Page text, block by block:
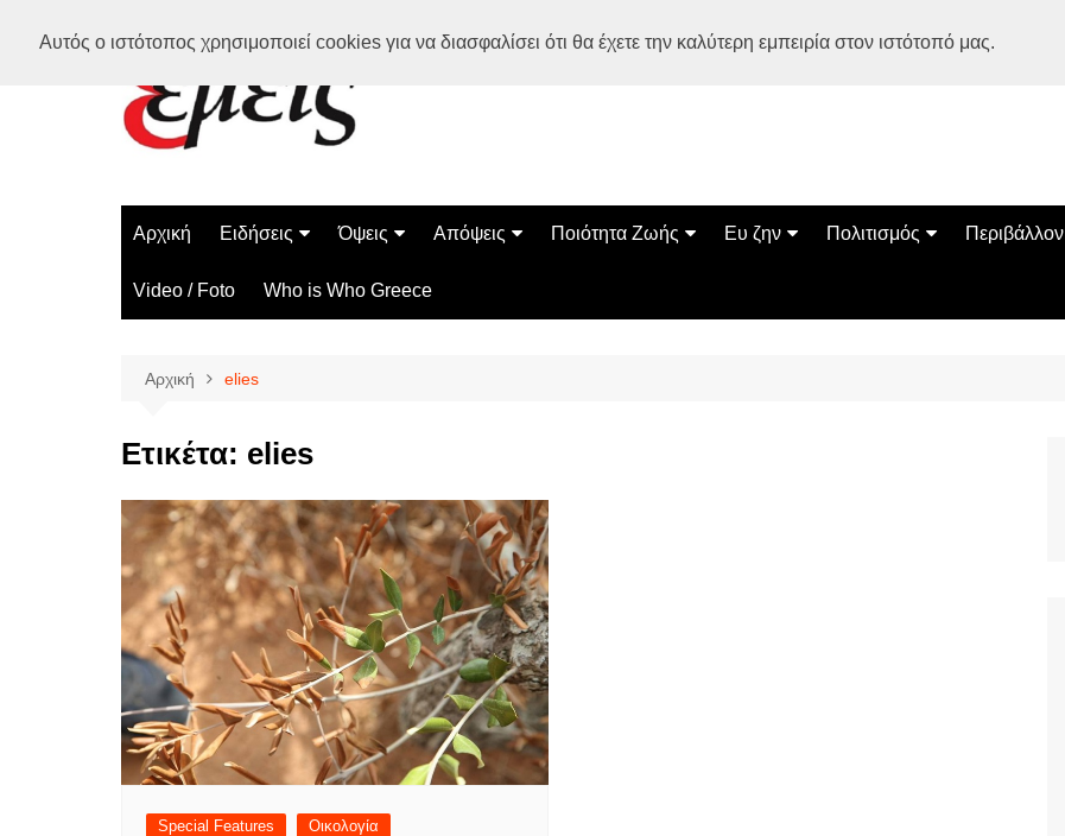
Αυτός ο ιστότοπος χρησιμοποιεί cookies για να διασφαλίσει ότι θα έχετε την καλύτερη εμπειρία στον ιστότοπό μας.
Αρχική Ειδήσεις
Ελλάδα
Διεθνή
Όψεις
Διάστημα
Επιστήμη
Απόψεις
Αρθρογραφία
Ποιότητα Ζωής
Ασκηση
Ευ ζην
Αυτοβελτίωση
Πολιτισμός
Εκδηλώσεις
Περιβάλλον
Οικολογία
Video / Foto Who is Who Greece
Αρχική elies
Ετικέτα: elies
Special Features Οικολογία